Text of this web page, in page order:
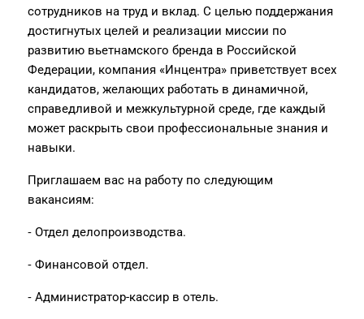
сотрудников на труд и вклад. С целью поддержания
достигнутых целей и реализации миссии по
развитию вьетнамского бренда в Российской
Федерации, компания «Инцентра» приветствует всех
кандидатов, желающих работать в динамичной,
справедливой и межкультурной среде, где каждый
может раскрыть свои профессиональные знания и
навыки.
Приглашаем вас на работу по следующим
вакансиям:
⁃ Отдел делопроизводства.
⁃ Финансовой отдел.
⁃ Администратор-кассир в отель.